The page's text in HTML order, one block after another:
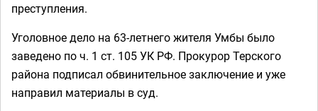
преступления.
Уголовное дело на 63-летнего жителя Умбы было
заведено по ч. 1 ст. 105 УК РФ. Прокурор Терского
района подписал обвинительное заключение и уже
направил материалы в суд.